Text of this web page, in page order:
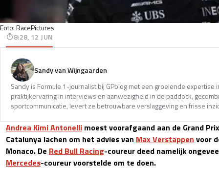
Foto: RacePictures
8:28, 12 JUN
Sandy van Wijngaarden
Sandy is Formule 1-journalist bij GPblog met een groeiende expertise
praktijkervaring in interviews en aanwezigheid in de paddock,
sportcommunicatie, levert ze betrouwbare verslaggeving en frisse
Andrea Kimi Antonelli moest voorafgaand aan de Grand
Catalunya lachen om het advies van Max Verstappen voor
Monaco. De Red Bull Racing-coureur deed namelijk
Mercedes-coureur voorstelde om te doen.